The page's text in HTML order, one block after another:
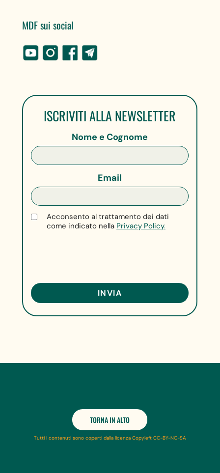
MDF sui social
ISCRIVITI ALLA NEWSLETTER
Nome e Cognome
Email
Acconsento al trattamento dei dati
come indicato nella Privacy Policy.
TORNA IN ALTO
Tutti i contenuti sono coperti dalla licenza Copyleft CC-BY-NC-SA